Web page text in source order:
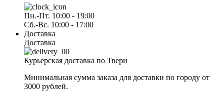
Пн.-Пт. 10:00 - 19:00
Сб.-Вс. 10:00 - 17:00
Доставка
Доставка
Курьерская доставка по Твери
Минимальная сумма заказа для доставки по городу от
3000 рублей.